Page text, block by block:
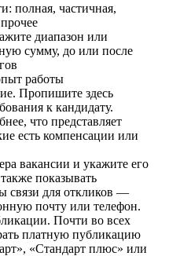
полная, частичная,
диапазон или
сумму, до или после
работы
Пропишите здесь
к кандидату.
что представляет
есть компенсации или
вакансии и укажите его
показывать
связи для откликов —
почту или телефон.
Почти во всех
платную публикацию
«Стандарт плюс» или